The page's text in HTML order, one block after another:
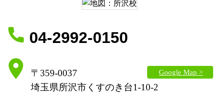
04-2992-0150
〒359-0037
埼玉県所沢市くすのき台1-10-2
Google Map >